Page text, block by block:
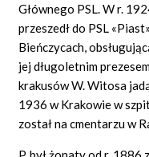
Głównego PSL. W r.
przeszedł do PSL
Bieńczycach,
jej długoletnim
krakusów W. Witosa
1936 w Krakowie w
został na cmentarzu w